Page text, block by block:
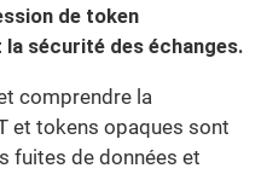
de token
sécurité des échanges.
comprendre la
et tokens opaques sont
fuites de données et